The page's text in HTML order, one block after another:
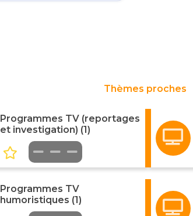
Thèmes proches
Programmes TV (reportages
et investigation) (1)
Programmes TV
humoristiques (1)